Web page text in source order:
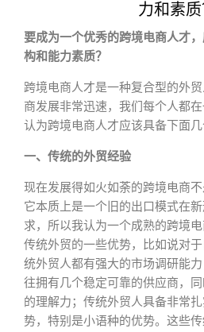
力和素质
要成为一个优秀的跨境电商人才
构和能力素质？
跨境电商人才是一种复合型的外
商发展非常迅速，我们每个人都
认为跨境电商人才应该具备下面几
一、传统的外贸经验
现在发展得如火如荼的跨境电商不
它本质上是一个旧的出口模式在
求，所以我认为一个成熟的跨境
传统外贸的一些优势，比如说对
统外贸人都有强大的市场调研能
往拥有几个稳定可靠的供应商，
的理解力；传统外贸人具备非常
势，特别是小语种的优势。这些